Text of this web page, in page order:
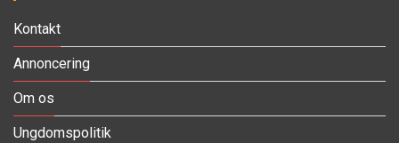
Kontakt
Annoncering
Om os
Ungdomspolitik